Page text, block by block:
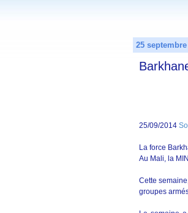
25 septembre
25/09/2014
La force
Au Mali, la
Cette
groupes